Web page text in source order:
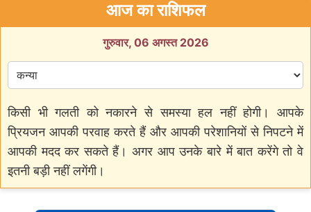
आज का राशिफल
गुरुवार, 06 अगस्त 2026
किसी भी गलती को नकारने से समस्या हल नहीं होगी। आपके
प्रियजन आपकी परवाह करते हैं और आपकी परेशानियों से निपटने में
आपकी मदद कर सकते हैं। अगर आप उनके बारे में बात करेंगे तो वे
इतनी बड़ी नहीं लगेंगी।